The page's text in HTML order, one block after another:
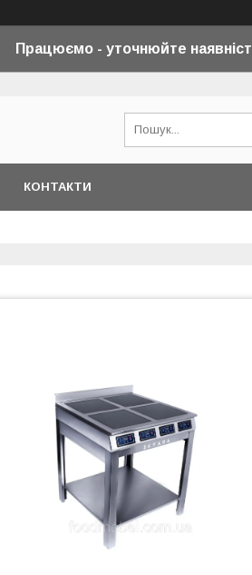
Працюємо - уточнюйте
КОНТАКТИ